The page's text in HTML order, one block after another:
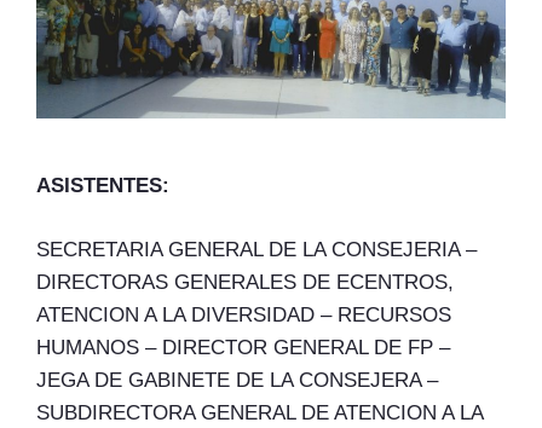
ASISTENTES:
SECRETARIA GENERAL DE LA CONSEJERIA –
DIRECTORAS GENERALES DE ECENTROS,
ATENCION A LA DIVERSIDAD – RECURSOS
HUMANOS – DIRECTOR GENERAL DE FP –
JEGA DE GABINETE DE LA CONSEJERA –
SUBDIRECTORA GENERAL DE ATENCION A LA